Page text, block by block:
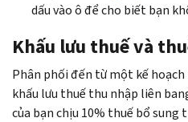
dấu vào ô để cho biết bạn
Khấu lưu thuế và
Phân phối đến từ một kế
khấu lưu thuế thu nhập liên
của bạn chịu 10% thuế bổ sung